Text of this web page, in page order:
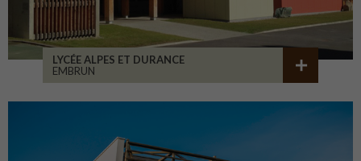
LYCÉE ALPES ET DURANCE
EMBRUN